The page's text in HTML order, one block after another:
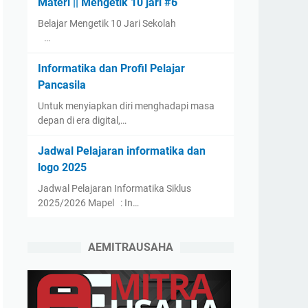
Belajar Mengetik 10 Jari Sekolah
…
Informatika dan Profil Pelajar
Pancasila
Untuk menyiapkan diri menghadapi masa
depan di era digital,…
Jadwal Pelajaran informatika dan
logo 2025
Jadwal Pelajaran Informatika Siklus
2025/2026 Mapel : In…
AEMITRAUSAHA